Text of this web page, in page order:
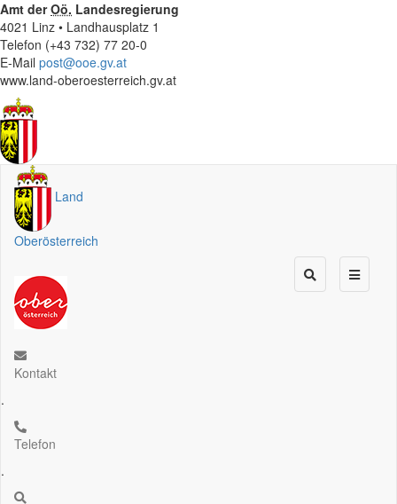
Amt derOö. Landesregierung
4021 Linz • Landhausplatz 1
Telefon (+43 732) 77 20-0
E-Mail post@ooe.gv.at
www.land-oberoesterreich.gv.at
Land
Oberösterreich
Kontakt
.
Telefon
.